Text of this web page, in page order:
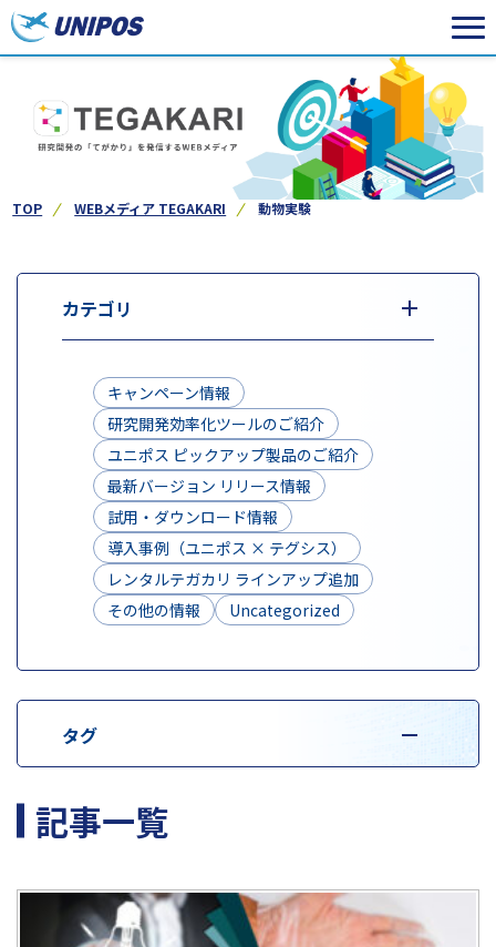
TOP WEBメディア TEGAKARI 動物実験
カテゴリ
キャンペーン情報
研究開発効率化ツールのご紹介
ユニポス ピックアップ製品のご紹介
最新バージョン リリース情報
試用・ダウンロード情報
導入事例（ユニポス × テグシス）
レンタルテガカリ ラインアップ追加
その他の情報
Uncategorized
タグ
記事一覧